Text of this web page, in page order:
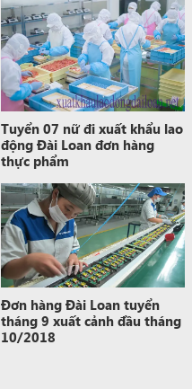
Tuyển 07 nữ đi xuất khẩu lao
động Đài Loan đơn hàng
thực phẩm
Đơn hàng Đài Loan tuyển
tháng 9 xuất cảnh đầu tháng
10/2018